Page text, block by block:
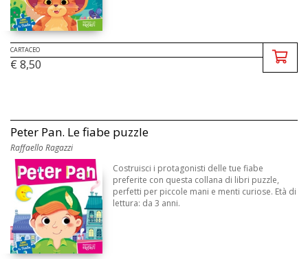
CARTACEO
€ 8,50
Peter Pan. Le fiabe puzzle
Raffaello Ragazzi
Costruisci i protagonisti delle tue fiabe
preferite con questa collana di libri puzzle,
perfetti per piccole mani e menti curiose. Età di
lettura: da 3 anni.